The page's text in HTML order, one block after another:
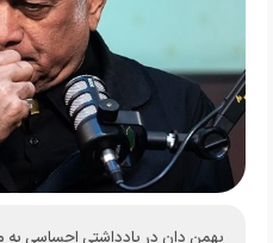
بهمن دان در یادداشتی احساسی به